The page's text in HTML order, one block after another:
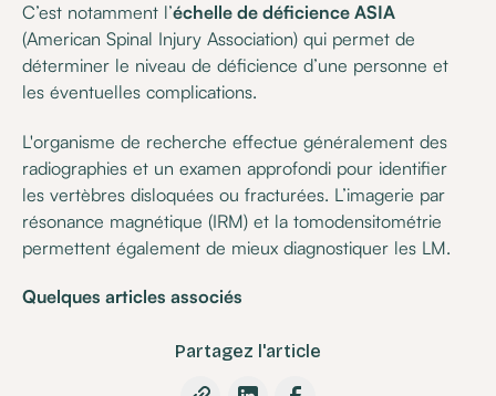
C’est notamment l’échelle de déficience ASIA
(American Spinal Injury Association) qui permet de
déterminer le niveau de déficience d’une personne et
les éventuelles complications.
L'organisme de recherche effectue généralement des
radiographies et un examen approfondi pour identifier
les vertèbres disloquées ou fracturées. L’imagerie par
résonance magnétique (IRM) et la tomodensitométrie
permettent également de mieux diagnostiquer les LM.
Quelques articles associés
Partagez l'article